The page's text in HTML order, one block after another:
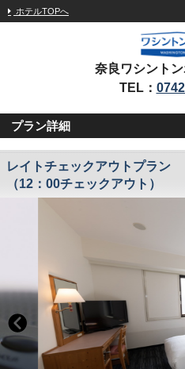
ホテルTOPへ
奈良ワシント
TEL：
プラン詳細
レイトチェックアウトプラン
（12：00チェックアウト）